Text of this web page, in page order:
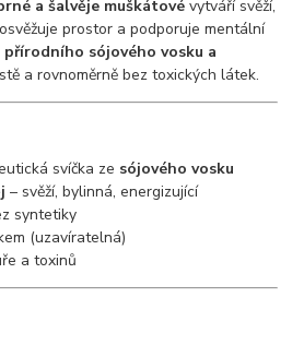
a šalvěje muškátové vytváří svěží,
prostor a podporuje mentální
přírodního sójového vosku a
a rovnoměrně bez toxických látek.
svíčka ze sójového vosku
– svěží, bylinná, energizující
syntetiky
(uzavíratelná)
a toxinů